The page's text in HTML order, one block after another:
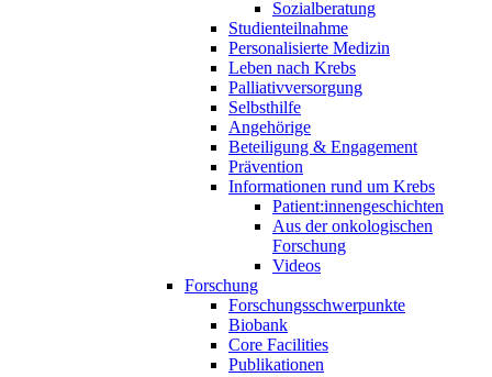
Sozialberatung
Studienteilnahme
Personalisierte Medizin
Leben nach Krebs
Palliativversorgung
Selbsthilfe
Angehörige
Beteiligung & Engagement
Prävention
Informationen rund um Krebs
Patient:innengeschichten
Aus der onkologischen
Forschung
Videos
Forschung
Forschungsschwerpunkte
Biobank
Core Facilities
Publikationen